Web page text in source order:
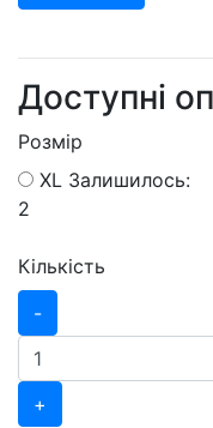
Доступні
Розмір
XL Залишилось:
2
Кількість
-
+